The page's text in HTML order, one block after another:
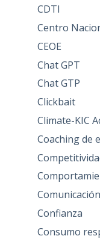
CDTI
Centro
CEOE
Chat GPT
Chat GTP
Clickbait
Climate-KIC
Coaching de
Comunicación
Confianza
Consumo